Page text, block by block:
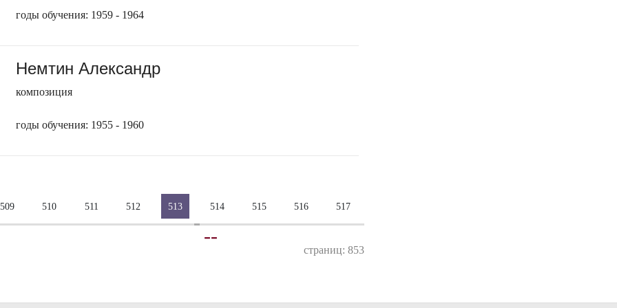
годы обучения: 1959 - 1964
Немтин Александр
композиция
годы обучения: 1955 - 1960
509 510 511 512 513 514 515 516 517
--
страниц: 853